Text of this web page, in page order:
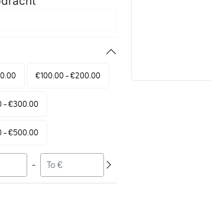
€100.00 - €200.00
- €300.00
- €500.00
-